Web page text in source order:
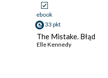
ebook
33 pkt
The Mistake. Błąd
Elle Kennedy